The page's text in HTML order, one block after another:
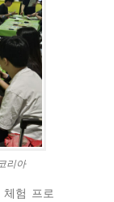
리아
험 프로